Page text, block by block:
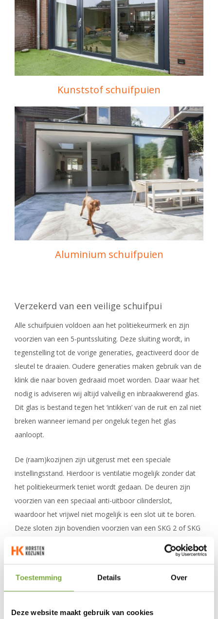
Toestemming Details Over
Deze website maakt gebruik van cookies
Kunststof schuifpuien
Aluminium schuifpuien
Verzekerd van een veilige schuifpui
Alle schuifpuien voldoen aan het politiekeurmerk en zijn
voorzien van een 5-puntssluiting. Deze sluiting wordt, in
tegenstelling tot de vorige generaties, geactiveerd door de
sleutel te draaien. Oudere generaties maken gebruik van de
klink die naar boven gedraaid moet worden. Daar waar het
nodig is adviseren wij altijd valveilig en inbraakwerend glas.
Dit glas is bestand tegen het ‘intikken’ van de ruit en zal niet
breken wanneer iemand per ongeluk tegen het glas
aanloopt.
De (raam)kozijnen zijn uitgerust met een speciale
instellingsstand. Hierdoor is ventilatie mogelijk zonder dat
het politiekeurmerk teniet wordt gedaan. De deuren zijn
voorzien van een speciaal anti-uitboor cilinderslot,
waardoor het vrijwel niet mogelijk is een slot uit te boren.
Deze sloten zijn bovendien voorzien van een SKG 2 of SKG
De prijs van een schuifpui op maat
af van de keuzes die gemaakt worden. Wij geven u hier